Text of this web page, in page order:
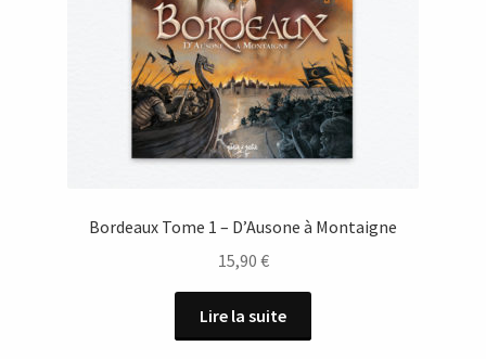
Bordeaux Tome 1 – D’Ausone à Montaigne
15,90 €
Lire la suite